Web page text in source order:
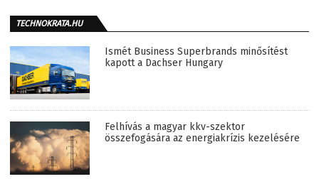
TECHNOKRATA.HU
Ismét Business Superbrands minősítést
kapott a Dachser Hungary
Felhívás a magyar kkv-szektor
összefogására az energiakrízis kezelésére